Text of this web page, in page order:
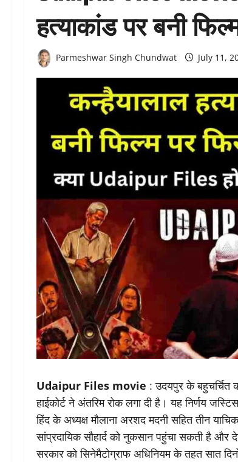
हत्याकांड पर बनी
Parmeshwar Singh Chundwat July 11,
Udaipur Files movie : उदयपुर के बहुचर्चित
हाईकोर्ट ने अंतरिम रोक लगा दी है। यह निर्णय
हिंद के अध्यक्ष मौलाना अरशद मदनी सहित तीन
सांप्रदायिक सौहार्द को नुकसान पहुंचा सकती है
सरकार को सिनेमैटोग्राफ अधिनियम के तहत सात